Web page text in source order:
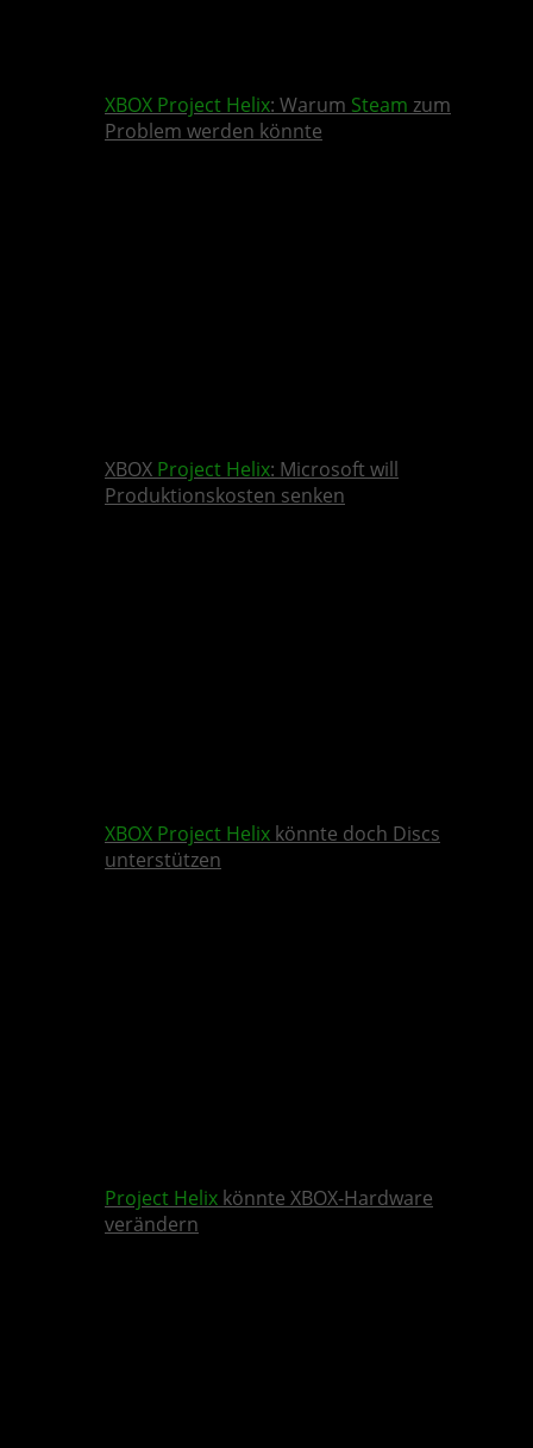
XBOX Project Helix: Warum Steam zum
Problem werden könnte
XBOX Project Helix: Microsoft will
Produktionskosten senken
XBOX Project Helix könnte doch Discs
unterstützen
Project Helix könnte XBOX-Hardware
verändern